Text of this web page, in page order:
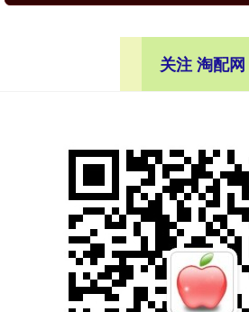
关注 淘配网